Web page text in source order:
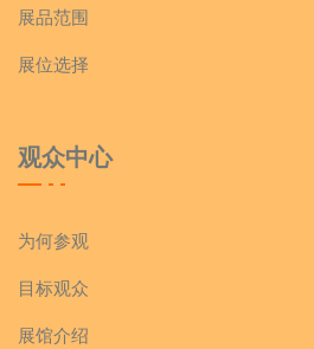
展品范围
展位选择
观众中心
为何参观
目标观众
展馆介绍